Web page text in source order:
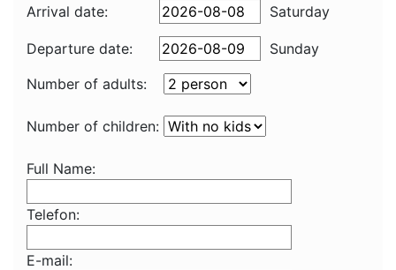
Arrival date: Saturday
Departure date:
Sunday
Number of adults:
Number of children:
Full Name:
Telefon:
E-mail: